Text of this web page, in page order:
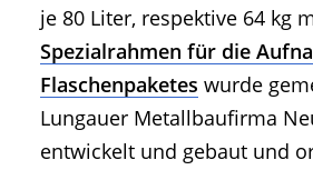
je 80 Liter, respektive 64 kg
Spezialrahmen für die
Flaschenpaketes wurde
Lungauer Metallbaufirma
entwickelt und gebaut und